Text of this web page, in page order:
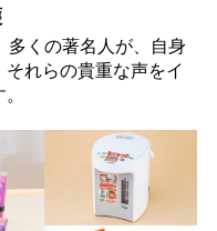
多くの著名人が、自身
れらの貴重な声をイ